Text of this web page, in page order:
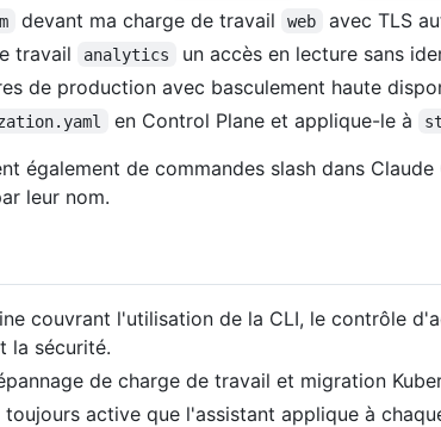
devant ma charge de travail web
avec TLS
travail
analytics un accès en lecture sans
de production avec basculement haute
en Control Plane et applique-le à
également de commandes slash dans
leur nom.
couvrant l'utilisation de la CLI, le contrôle
la sécurité.
de charge de travail et migration
active que l'assistant applique à